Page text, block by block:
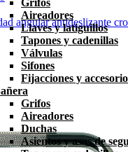
Grifos
Aireadores
Llaves y latiguillos
Tapones y cadenillas
Válvulas
Sifones
Fijacciones y
Grifos
Aireadores
Duchas
Asientos y asas de
angular antideslizante